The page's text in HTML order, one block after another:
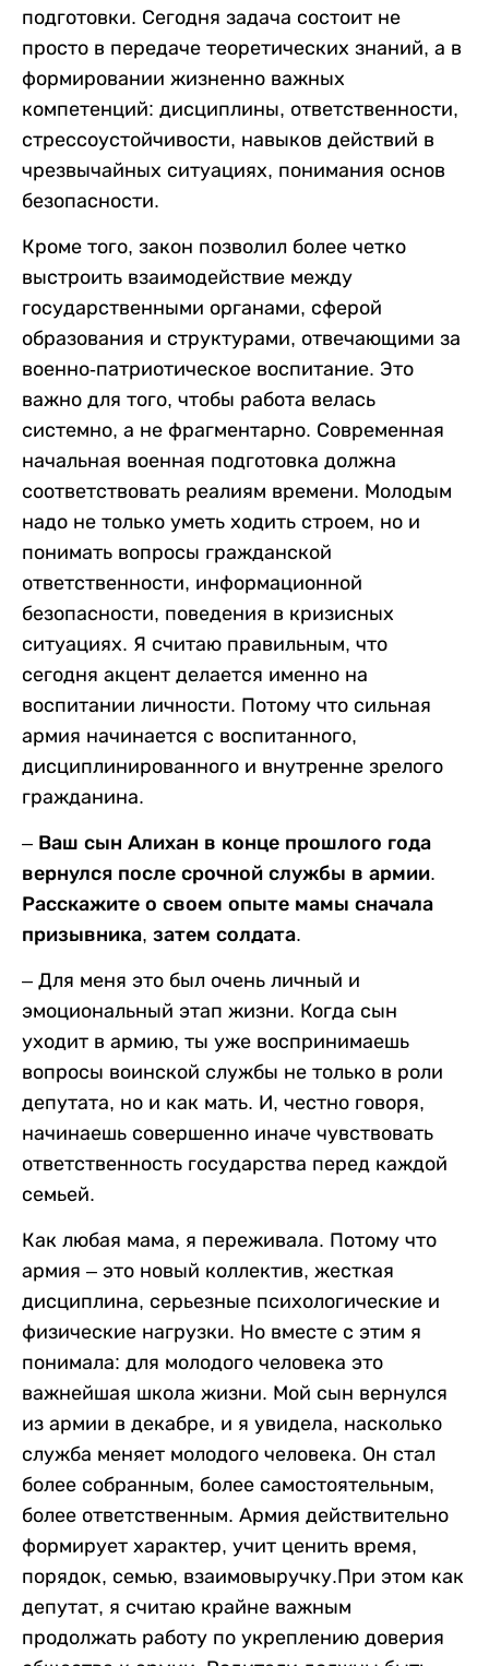
подготовки. Сегодня задача состоит не
просто в передаче теоретических знаний, а в
формировании жизненно важных
компетенций: дисциплины, ответственности,
стрессоустойчивости, навыков действий в
чрезвычайных ситуациях, понимания основ
безопасности.
Кроме того, закон позволил более четко
выстроить взаимодействие между
государственными органами, сферой
образования и структурами, отвечающими за
военно-патриотическое воспитание. Это
важно для того, чтобы работа велась
системно, а не фрагментарно. Современная
начальная военная подготовка должна
соответствовать реалиям времени. Молодым
надо не только уметь ходить строем, но и
понимать вопросы гражданской
ответственности, информационной
безопасности, поведения в кризисных
ситуациях. Я считаю правильным, что
сегодня акцент делается именно на
воспитании личности. Потому что сильная
армия начинается с воспитанного,
дисциплинированного и внутренне зрелого
гражданина.
– Ваш сын Алихан в конце прошлого года
вернулся после срочной службы в армии.
Расскажите о своем опыте мамы сначала
призывника, затем солдата.
– Для меня это был очень личный и
эмоциональный этап жизни. Когда сын
уходит в армию, ты уже воспринимаешь
вопросы воинской службы не только в роли
депутата, но и как мать. И, честно говоря,
начинаешь совершенно иначе чувствовать
ответственность государства перед каждой
семьей.
Как любая мама, я переживала. Потому что
армия – это новый коллектив, жесткая
дисциплина, серьезные психологические и
физические нагрузки. Но вместе с этим я
понимала: для молодого человека это
важнейшая школа жизни. Мой сын вернулся
из армии в декабре, и я увидела, насколько
служба меняет молодого человека. Он стал
более собранным, более самостоятельным,
более ответственным. Армия действительно
формирует характер, учит ценить время,
порядок, семью, взаимовыручку.При этом как
депутат, я считаю крайне важным
продолжать работу по укреплению доверия